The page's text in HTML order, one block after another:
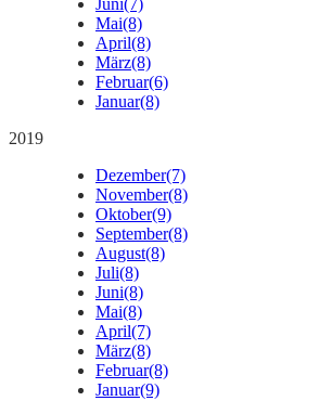
Juni(7)
Mai(8)
April(8)
März(8)
Februar(6)
Januar(8)
2019
Dezember(7)
November(8)
Oktober(9)
September(8)
August(8)
Juli(8)
Juni(8)
Mai(8)
April(7)
März(8)
Februar(8)
Januar(9)